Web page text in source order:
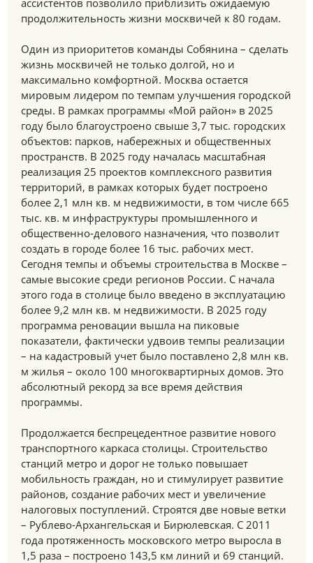
ассистентов позволило приблизить ожидаемую
продолжительность жизни москвичей к 80 годам.
Один из приоритетов команды Собянина – сделать
жизнь москвичей не только долгой, но и
максимально комфортной. Москва остается
мировым лидером по темпам улучшения городской
среды. В рамках программы «Мой район» в 2025
году было благоустроено свыше 3,7 тыс. городских
объектов: парков, набережных и общественных
пространств. В 2025 году началась масштабная
реализация 25 проектов комплексного развития
территорий, в рамках которых будет построено
более 2,1 млн кв. м недвижимости, в том числе 665
тыс. кв. м инфраструктуры промышленного и
общественно-делового назначения, что позволит
создать в городе более 16 тыс. рабочих мест.
Сегодня темпы и объемы строительства в Москве –
самые высокие среди регионов России. С начала
этого года в столице было введено в эксплуатацию
более 9,2 млн кв. м недвижимости. В 2025 году
программа реновации вышла на пиковые
показатели, фактически удвоив темпы реализации
– на кадастровый учет было поставлено 2,8 млн кв.
м жилья – около 100 многоквартирных домов. Это
абсолютный рекорд за все время действия
программы.
Продолжается беспрецедентное развитие нового
транспортного каркаса столицы. Строительство
станций метро и дорог не только повышает
мобильность граждан, но и стимулирует развитие
районов, создание рабочих мест и увеличение
налоговых поступлений. Строятся две новые ветки
– Рублево-Архангельская и Бирюлевская. С 2011
года протяженность московского метро выросла в
1,5 раза – построено 143,5 км линий и 69 станций.